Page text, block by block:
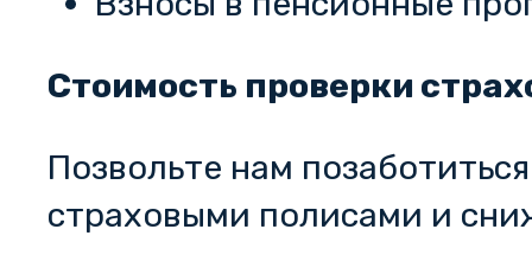
Стоимость проверки
Позвольте нам
страховыми полисами и